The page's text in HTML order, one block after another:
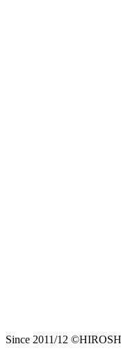
Since 2011/12